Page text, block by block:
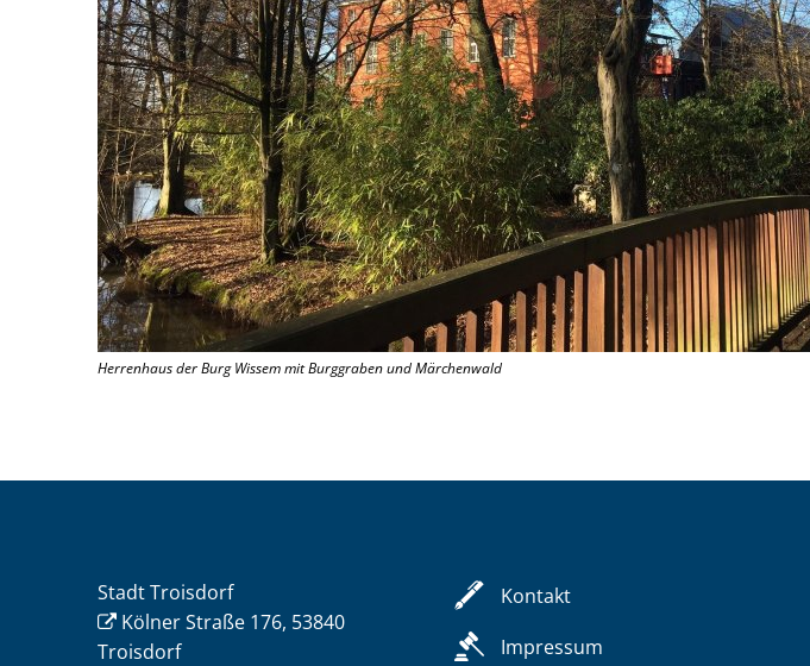
Herrenhaus der Burg Wissem mit Burggraben und Märchenwald
Stadt Troisdorf
Kölner Straße 176, 53840
Troisdorf
Kontakt
Impressum